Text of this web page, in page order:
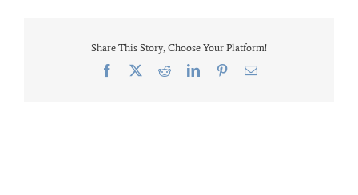
Share This Story, Choose Your Platform!
Facebook RedditLinkedInPinterestEmail